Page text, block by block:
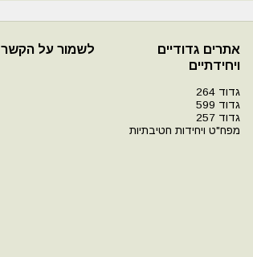
אתרים גדודיים
ויחידתיים
גדוד 264
גדוד 599
גדוד 257
מפח"ט ויחידות חטיבתיות
לשמור על הקשר